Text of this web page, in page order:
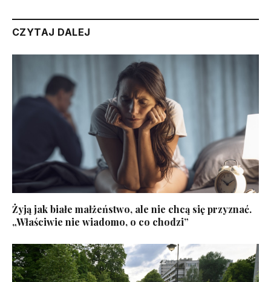
CZYTAJ DALEJ
Żyją jak białe małżeństwo, ale nie chcą się przyznać.
„Właściwie nie wiadomo, o co chodzi”